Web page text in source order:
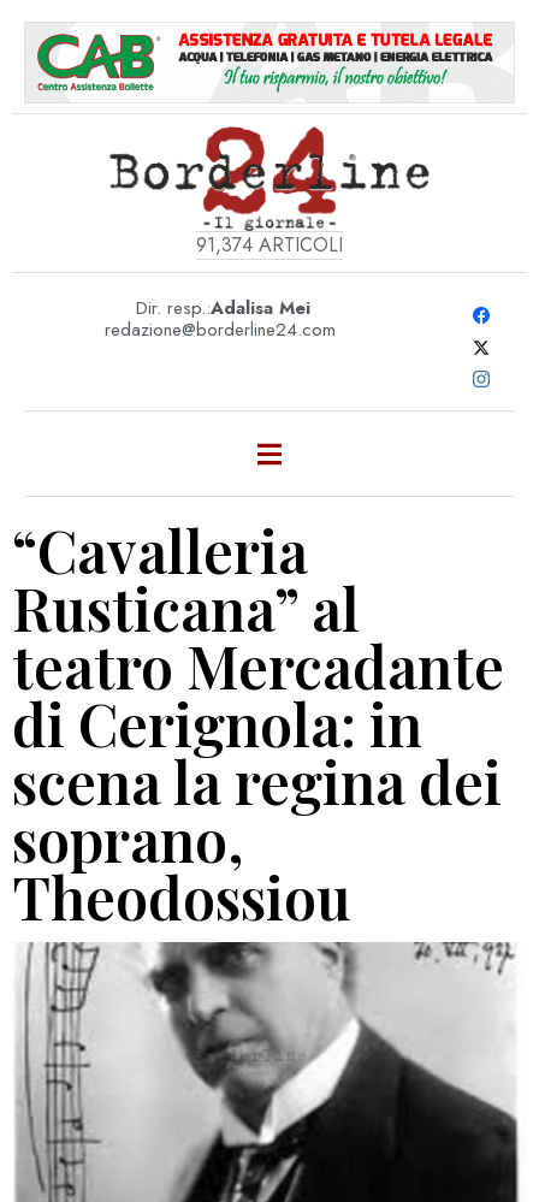
91,374 ARTICOLI
Dir. resp.:Adalisa Mei
redazione@borderline24.com
“Cavalleria
Rusticana” al
teatro Mercadante
di Cerignola: in
scena la regina dei
soprano,
Theodossiou